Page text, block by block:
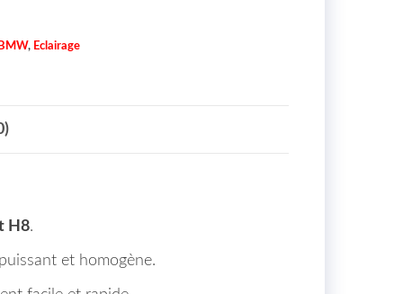
BMW, Eclairage
H8.
et homogène.